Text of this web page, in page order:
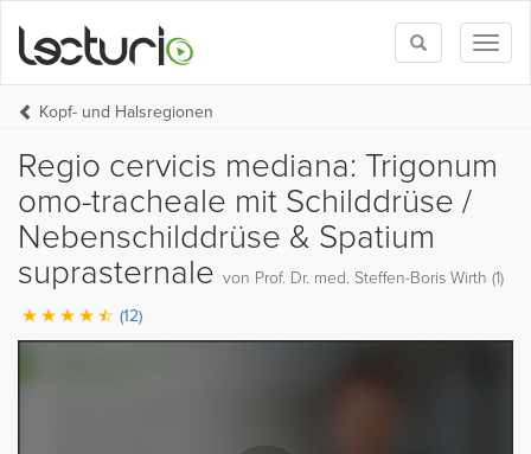
Toggle
search
Kopf- und Halsregionen
Regio cervicis mediana: Trigonum
omo-tracheale mit Schilddrüse /
Nebenschilddrüse & Spatium
suprasternale von Prof. Dr. med. Steffen-Boris Wirth (1)
(12)